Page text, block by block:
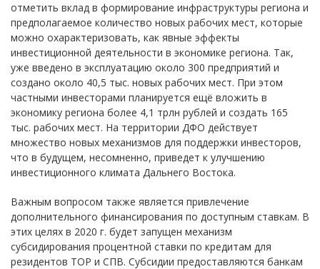
отметить вклад в формирование инфраструктуры региона и
предполагаемое количество новых рабочих мест, которые
можно охарактеризовать, как явные эффекты
инвестиционной деятельности в экономике региона. Так,
уже введено в эксплуатацию около 300 предприятий и
создано около 40,5 тыс. новых рабочих мест. При этом
частными инвесторами планируется ещё вложить в
экономику региона более 4,1 трлн рублей и создать 165
тыс. рабочих мест. На территории ДФО действует
множество новых механизмов для поддержки инвесторов,
что в будущем, несомненно, приведет к улучшению
инвестиционного климата Дальнего Востока.
Важным вопросом также является привлечение
дополнительного финансирования по доступным ставкам. В
этих целях в 2020 г. будет запущен механизм
субсидирования процентной ставки по кредитам для
резидентов ТОР и СПВ. Субсидии предоставляются банкам